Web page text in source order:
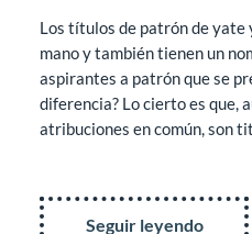
Los títulos de patrón de yate
mano y también tienen un
aspirantes a patrón que se
diferencia? Lo cierto es que,
atribuciones en común, son
Seguir leyendo